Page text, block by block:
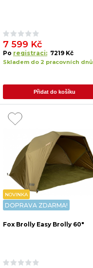
7 599 Kč
Po registraci: 7219 Kč
Skladem do 2 pracovních dnů
Přidat do košíku
NOVINKA
DOPRAVA ZDARMA!
Fox Brolly Easy Brolly 60"